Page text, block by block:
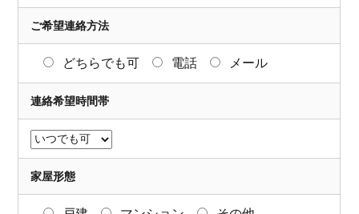
ご希望連絡方法
どちらでも可 電話 メール
連絡希望時間帯
家屋形態